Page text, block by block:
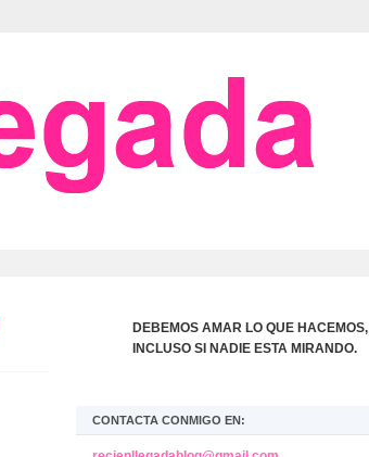
DEBEMOS AMAR LO QUE HACEMOS,
INCLUSO SI NADIE ESTA MIRANDO.
CONTACTA CONMIGO EN: